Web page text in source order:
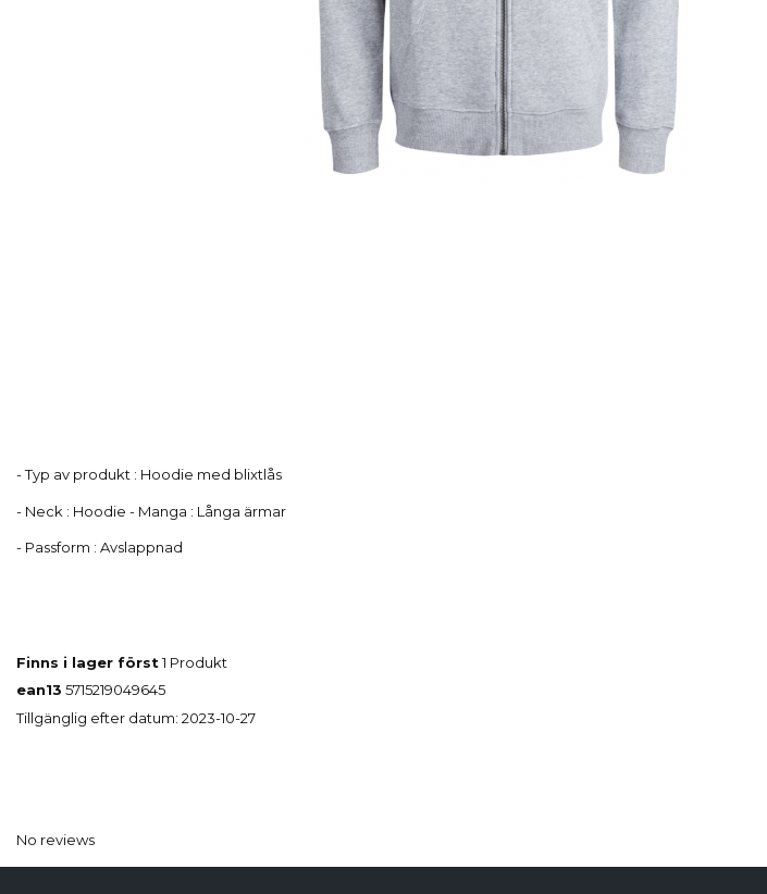
- Typ av produkt : Hoodie med blixtlås
- Neck : Hoodie - Manga : Långa ärmar
- Passform : Avslappnad
Finns i lager först1 Produkt
ean13 5715219049645
Tillgänglig efter datum: 2023-10-27
No reviews